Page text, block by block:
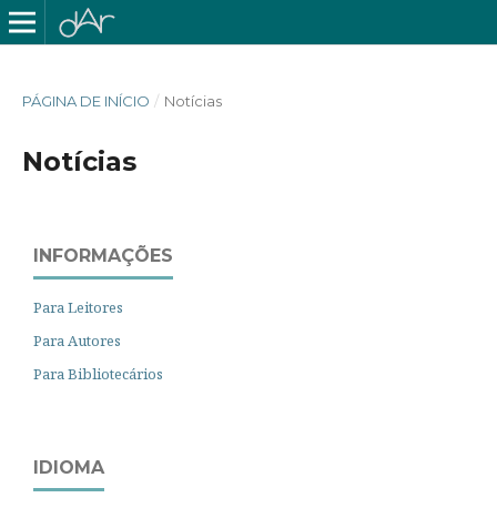
PÁGINA DE INÍCIO / Notícias
Notícias
INFORMAÇÕES
Para Leitores
Para Autores
Para Bibliotecários
IDIOMA